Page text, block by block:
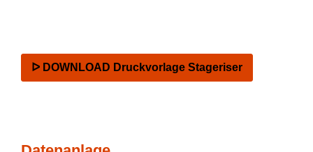
ᐅ DOWNLOAD Druckvorlage Stageriser